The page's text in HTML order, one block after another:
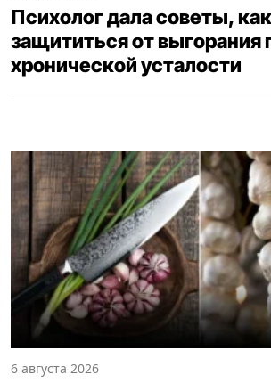
Психолог дала советы, как
защититься от выгорания
хронической усталости
6 августа 2026